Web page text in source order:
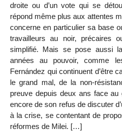
droite ou d’un vote qui se
répond même plus aux attentes
concerne en particulier sa base
travailleurs au noir, précaires
simplifié. Mais se pose aussi
années au pouvoir, comme
Fernández qui continuent d’être
le grand mal, de la non-
preuve depuis deux ans face au
encore de son refus de discuter
à la crise, se contentant de
réformes de Milei. […]